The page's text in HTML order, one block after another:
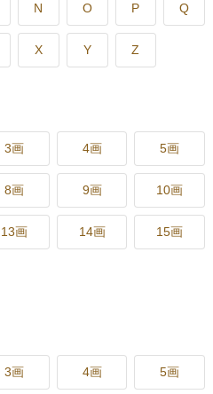
N O P Q
X Y Z
3画 4画 5画
8画 9画 10画
13画 14画 15画
3画 4画 5画